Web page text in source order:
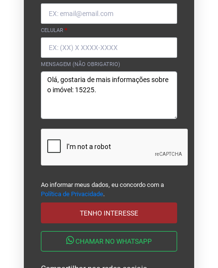
CELULAR *
MENSAGEM (NÃO OBRIGATRIO)
Ao informar meus dados, eu concordo com a
Política de Privacidade.
TENHO INTERESSE
CHAMAR NO WHATSAPP